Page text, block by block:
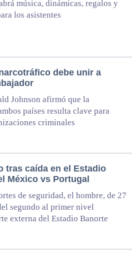
música, dinámicas, regalos y
los asistentes
debe unir a
Johnson afirmó que la
países resulta clave para
criminales
tras caída en el Estadio
México vs Portugal
de seguridad, el hombre, de 27
segundo al primer nivel
externa del Estadio Banorte